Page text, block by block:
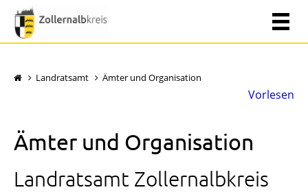
Landratsamt Ämter und Organisation
Vorlesen
Ämter und Organisation
Landratsamt Zollernalbkreis